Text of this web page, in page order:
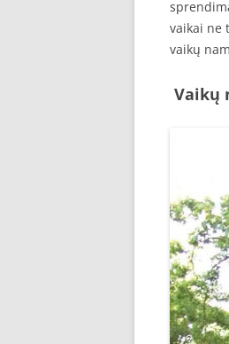
vaikai ne
vaikų
Vaikų